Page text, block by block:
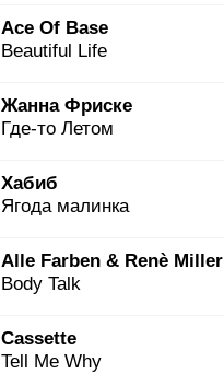
Ace Of Base
Beautiful Life
Жанна Фриске
Где-то Летом
Хабиб
Ягода малинка
Alle Farben & Renè Miller
Body Talk
Cassette
Tell Me Why